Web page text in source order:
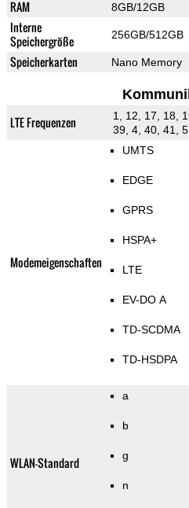
RAM 8GB/12GB
Interne
Speichergröße
256GB/512GB
Speicherkarten Nano Memory
LTE Frequenzen
1, 12, 17, 18,
39, 4, 40, 41,
Modemeigenschaften
UMTS
EDGE
GPRS
HSPA+
LTE
EV-DO A
TD-SCDMA
TD-HSDPA
WLAN-Standard
a
b
g
n